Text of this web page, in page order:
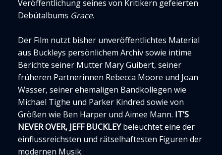
Veröffentlichung seines von Kritikern gefeierten
Debütalbums Grace.
Der Film nutzt bisher unveröffentlichtes Material
aus Buckleys persönlichem Archiv sowie intime
Berichte seiner Mutter Mary Guibert, seiner
früheren Partnerinnen Rebecca Moore und Joan
Wasser, seiner ehemaligen Bandkollegen wie
Michael Tighe und Parker Kindred sowie von
Größen wie Ben Harper und Aimee Mann. IT’S
NEVER OVER, JEFF BUCKLEYbeleuchtet eine der
einflussreichsten und rätselhaftesten Figuren der
modernen Musik.